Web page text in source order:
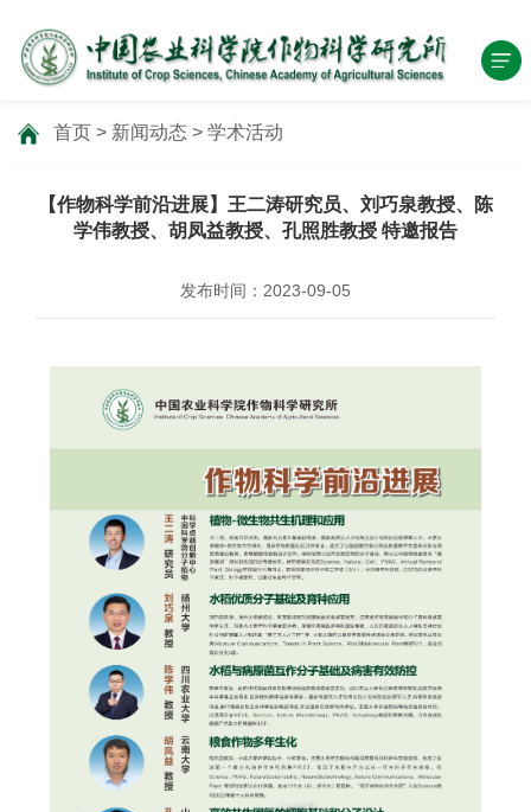
首页 > 新闻动态 > 学术活动
【作物科学前沿进展】王二涛研究员、刘巧泉教授、陈
学伟教授、胡凤益教授、孔照胜教授 特邀报告
发布时间：2023-09-05